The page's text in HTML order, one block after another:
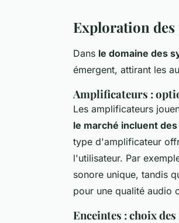
Exploration
Dans le domaine des
émergent, attirant les
Amplificateurs :
Les amplificateurs
le marché incluent
type d'amplificateur
l'utilisateur. Par
sonore unique, tandis
pour une qualité audio
Enceintes : choix